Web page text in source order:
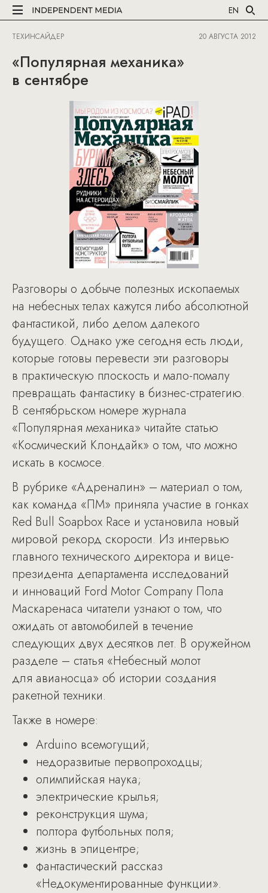
EN
ТЕХИНСАЙДЕР 20 АВГУСТА 2012
«Популярная механика»
в сентябре
Разговоры о добыче полезных ископаемых
на небесных телах кажутся либо абсолютной
фантастикой, либо делом далекого
будущего. Однако уже сегодня есть люди,
которые готовы перевести эти разговоры
в практическую плоскость и мало-помалу
превращать фантастику в бизнес-стратегию.
В сентябрьском номере журнала
«Популярная механика» читайте статью
«Космический Клондайк» о том, что можно
искать в космосе.
В рубрике «Адреналин» – материал о том,
как команда «ПМ» приняла участие в гонках
Red Bull Soapbox Race и установила новый
мировой рекорд скорости. Из интервью
главного технического директора и вице-
президента департамента исследований
и инноваций Ford Motor Company Пола
Маскаренаса читатели узнают о том, что
ожидать от автомобилей в течение
следующих двух десятков лет. В оружейном
разделе – статья «Небесный молот
для авианосца» об истории создания
ракетной техники.
Также в номере:
Arduino всемогущий;
недоразвитые первопроходцы;
олимпийская наука;
электрические крылья;
реконструкция шума;
полтора футбольных поля;
жизнь в эпицентре;
фантастический рассказ
«Недокументированные функции».